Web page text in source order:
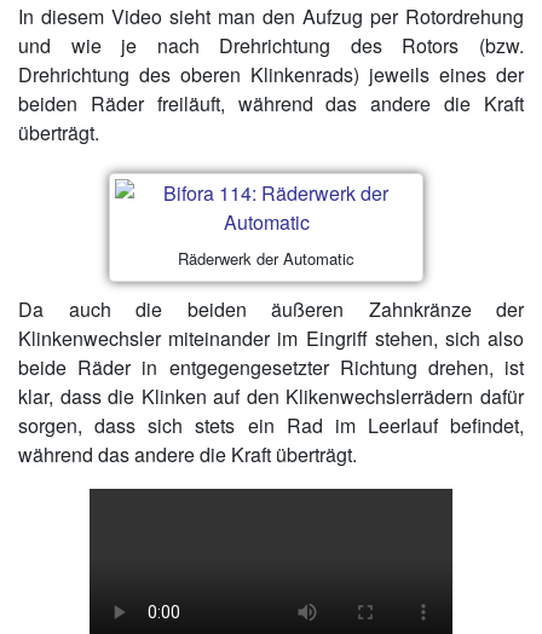
In diesem Video sieht man den Aufzug per Rotordrehung
und wie je nach Drehrichtung des Rotors (bzw.
Drehrichtung des oberen Klinkenrads) jeweils eines der
beiden Räder freiläuft, während das andere die Kraft
überträgt.
Räderwerk der Automatic
Da auch die beiden äußeren Zahnkränze der
Klinkenwechsler miteinander im Eingriff stehen, sich also
beide Räder in entgegengesetzter Richtung drehen, ist
klar, dass die Klinken auf den Klikenwechslerrädern dafür
sorgen, dass sich stets ein Rad im Leerlauf befindet,
während das andere die Kraft überträgt.